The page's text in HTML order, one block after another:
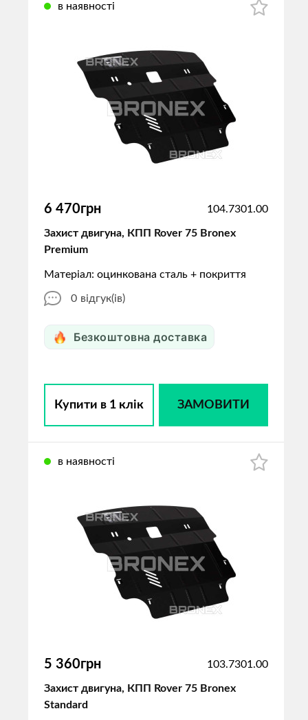
в наявності
6 470грн 104.7301.00
Захист двигуна, КПП Rover 75 Bronex
Premium
Матеріал: оцинкована сталь + покриття
0 відгук(ів)
Безкоштовна доставка
Купити в 1 клік ЗАМОВИТИ
в наявності
5 360грн 103.7301.00
Захист двигуна, КПП Rover 75 Bronex
Standard